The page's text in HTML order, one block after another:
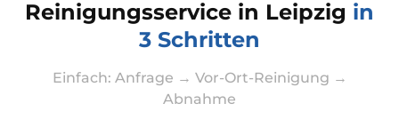
Reinigungsservice in Leipzig in
3 Schritten
Einfach: Anfrage → Vor-Ort-Reinigung →
Abnahme